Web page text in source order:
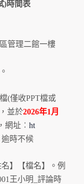
)時間表
管理二館一樓
(僅收PPT檔或
並於2026年1月
網址︰ ht
逾時不候
】【檔名】。例
王小明_ 評論時